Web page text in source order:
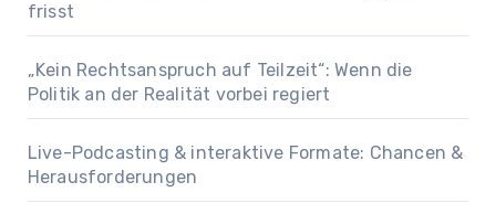
frisst
„Kein Rechtsanspruch auf Teilzeit“: Wenn die
Politik an der Realität vorbei regiert
Live-Podcasting & interaktive Formate: Chancen &
Herausforderungen